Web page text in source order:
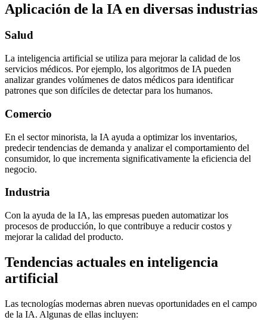
Aplicación de la IA en diversas industrias
Salud
La inteligencia artificial se utiliza para mejorar la calidad de los
servicios médicos. Por ejemplo, los algoritmos de IA pueden
analizar grandes volúmenes de datos médicos para identificar
patrones que son difíciles de detectar para los humanos.
Comercio
En el sector minorista, la IA ayuda a optimizar los inventarios,
predecir tendencias de demanda y analizar el comportamiento del
consumidor, lo que incrementa significativamente la eficiencia del
negocio.
Industria
Con la ayuda de la IA, las empresas pueden automatizar los
procesos de producción, lo que contribuye a reducir costos y
mejorar la calidad del producto.
Tendencias actuales en inteligencia
artificial
Las tecnologías modernas abren nuevas oportunidades en el campo
de la IA. Algunas de ellas incluyen: